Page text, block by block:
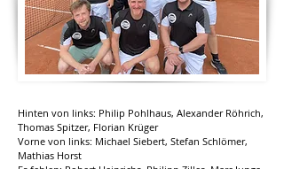
Hinten von links: Philip Pohlhaus, Alexander Röhrich,
Thomas Spitzer, Florian Krüger
Vorne von links: Michael Siebert, Stefan Schlömer,
Mathias Horst